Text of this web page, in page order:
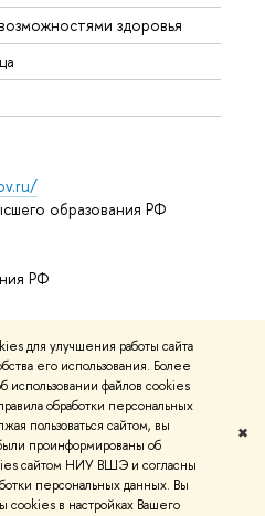
для улучшения работы сайта
его использования. Более
файлов cookies
обработки персональных
пользоваться сайтом, вы
проинформированы об
сайтом НИУ ВШЭ и согласны
персональных данных. Вы
cookies в настройках Вашего
✖
здоровья
образования РФ
РФ
курсы
и контактыУсловия
конфиденциальности